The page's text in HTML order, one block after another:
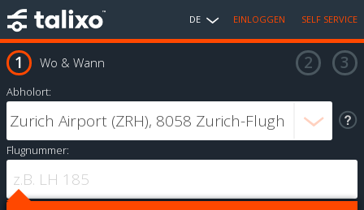
DE EINLOGGEN SELF SERVICE
Wo & Wann
Abholort:
Flugnummer: